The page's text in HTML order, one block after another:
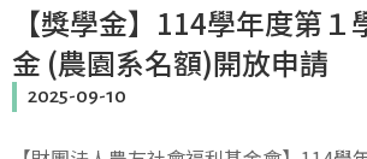
【獎學金】114學年度第
金 (農園系名額)開放申請
2025-09-10